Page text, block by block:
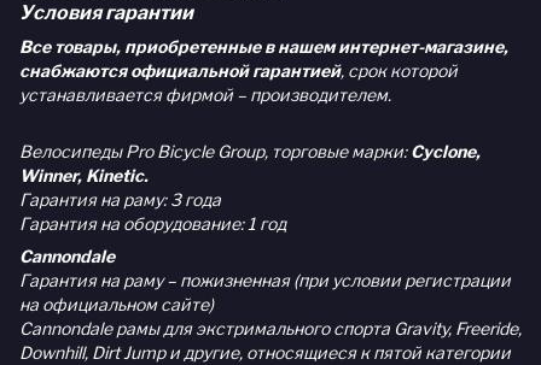
Условия гарантии
Все товары, приобретенные в нашем интернет-магазине,
снабжаются официальной гарантией, срок которой
устанавливается фирмой – производителем.
Велосипеды Pro Bicycle Group, торговые марки:Cyclone,
Winner, Kinetic.
Гарантия на раму: 3 года
Гарантия на оборудование: 1 год
Cannondale
Гарантия на раму – пожизненная (при условии регистрации
на официальном сайте)
Cannondale рамы для экстримального спорта Gravity, Freeride,
Downhill, Dirt Jump и другие, относящиеся к пятой категории